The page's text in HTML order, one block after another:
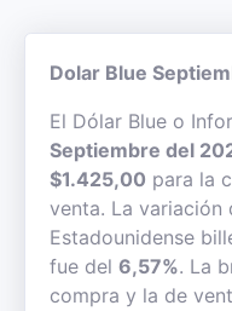
Dolar Blue
El Dólar Blue o
Septiembre del
$1.425,00 para la
venta. La
Estadounidense
fue del 6,57%. La
compra y la de